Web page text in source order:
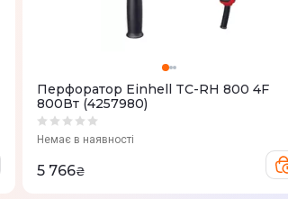
Перфоратор Einhell TC-RH 800 4F
800Вт (4257980)
Немає в наявності
5 766₴